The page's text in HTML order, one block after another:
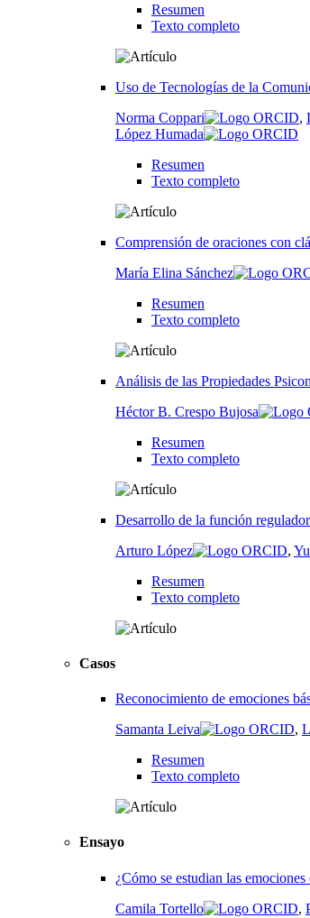
Resumen
Texto completo
Uso de Tecnologías de la
Norma Coppari
,
López Humada
Resumen
Texto completo
Comprensión de oraciones con
María Elina Sánchez
Resumen
Texto completo
Análisis de las Propiedades
Héctor B. Crespo Bujosa
Resumen
Texto completo
Desarrollo de la función
Arturo López
,
Resumen
Texto completo
Casos
Reconocimiento de emociones
Samanta Leiva
,
Resumen
Texto completo
Ensayo
¿Cómo se estudian las
Camila Tortello
,